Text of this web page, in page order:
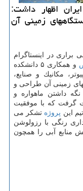
اظهار داشت:
زمینی آن
براری در اینستاگرام
و همكاری ۵ دانشكده
مكانیك و صنایع،
زمینی آن طراحی و
داشتن ماهواره و
گرفت كه با موفقیت
این پروژه تشكر می
رنگی با رزولوشن
منابع آبی را همچون